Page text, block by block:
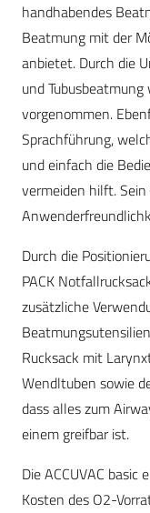
handhabendes
Beatmung mit der
anbietet. Durch die
und
vorgenommen.
Sprachführung,
und einfach die
vermeiden hilft.
Durch die
PACK
zusätzliche
Rucksack mit
Wendltuben sowie
dass alles zum
einem greifbar ist.
Die ACCUVAC
Kosten des O2-